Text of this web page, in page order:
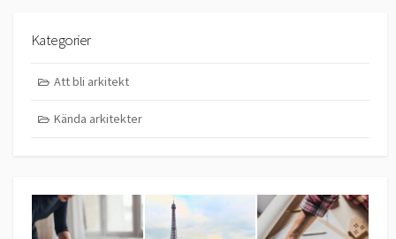
Kategorier
Att bli arkitekt
Kända arkitekter